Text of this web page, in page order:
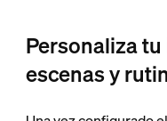
Personaliza
escenas y